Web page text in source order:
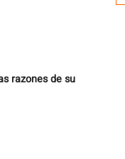
razones de su